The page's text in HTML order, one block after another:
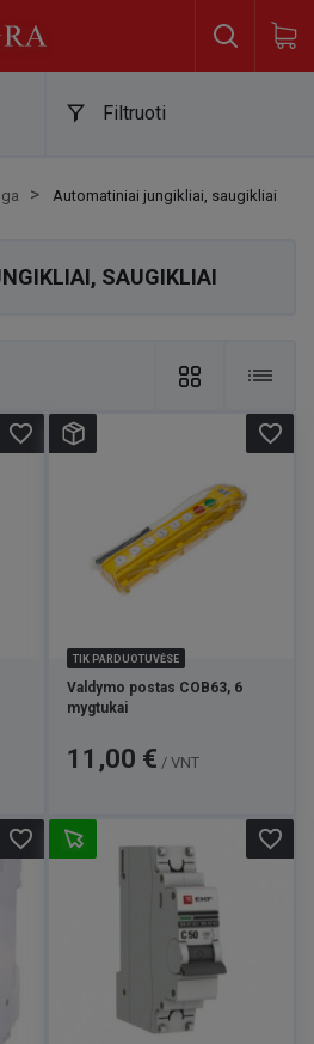
Filtruoti
Automatiniai jungikliai, saugikliai
SAUGIKLIAI
favorite_border
TIK PARDUOTUVĖSE
Valdymo postas COB63, 6
mygtukai
Kaina
11,00 € / VNT
favorite_border
favorite_border favorite_border